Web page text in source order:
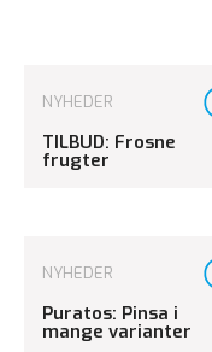
NYHEDER
TILBUD: Frosne
frugter
NYHEDER
Puratos: Pinsa i
mange varianter